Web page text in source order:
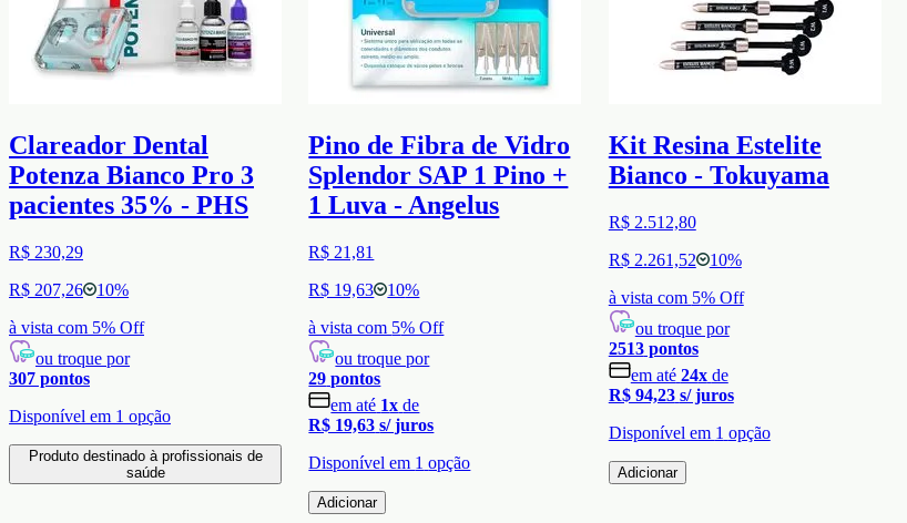
Clareador Dental
Potenza Bianco Pro 3
pacientes 35% - PHS
R$ 230,29
R$ 207,26
10%
à vista com 5% Off
ou troque por
307 pontos
Disponível em 1 opção
Produto destinado à profissionais de
saúde
Pino de Fibra de Vidro
Splendor SAP 1 Pino +
1 Luva - Angelus
R$ 21,81
R$ 19,63
10%
à vista com 5% Off
ou troque por
29 pontos
em até 1x de
R$ 19,63 s/ juros
Disponível em 1 opção
Adicionar
Kit Resina Estelite
Bianco - Tokuyama
R$ 2.512,80
R$ 2.261,52
10%
à vista com 5% Off
ou troque por
2513pontos
em até 24x de
R$ 94,23 s/ juros
Disponível em 1 opção
Adicionar